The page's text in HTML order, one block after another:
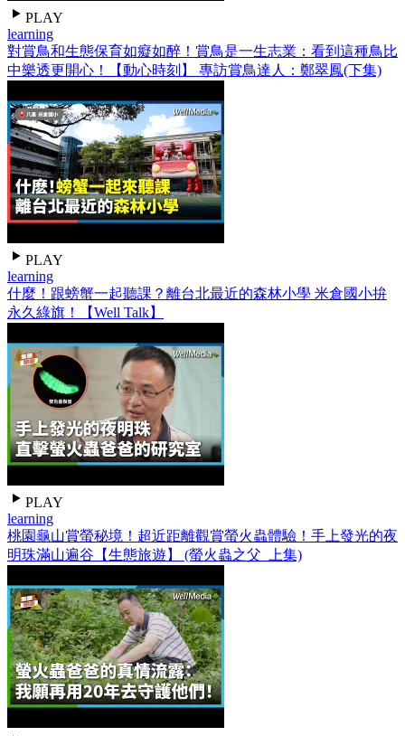
PLAY
learning
對賞鳥和生態保育如癡如醉！賞鳥是一生志業：看到這種鳥比
中樂透更開心！【動心時刻】 專訪賞鳥達人：鄭翠鳳(下集)
PLAY
learning
什麼！跟螃蟹一起聽課？離台北最近的森林小學 米倉國小拚
永久綠旗！【Well Talk】
PLAY
learning
桃園龜山賞螢秘境！超近距離觀賞螢火蟲體驗！手上發光的夜
明珠滿山遍谷【生態旅遊】 (螢火蟲之父_上集)